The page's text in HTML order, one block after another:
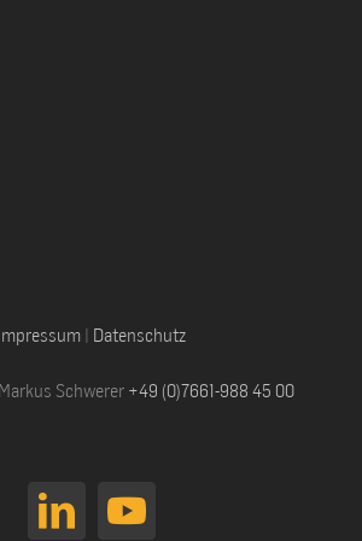
| Datenschutz
Schwerer +49 (0)7661-988 45 00
LinkedInYouTube